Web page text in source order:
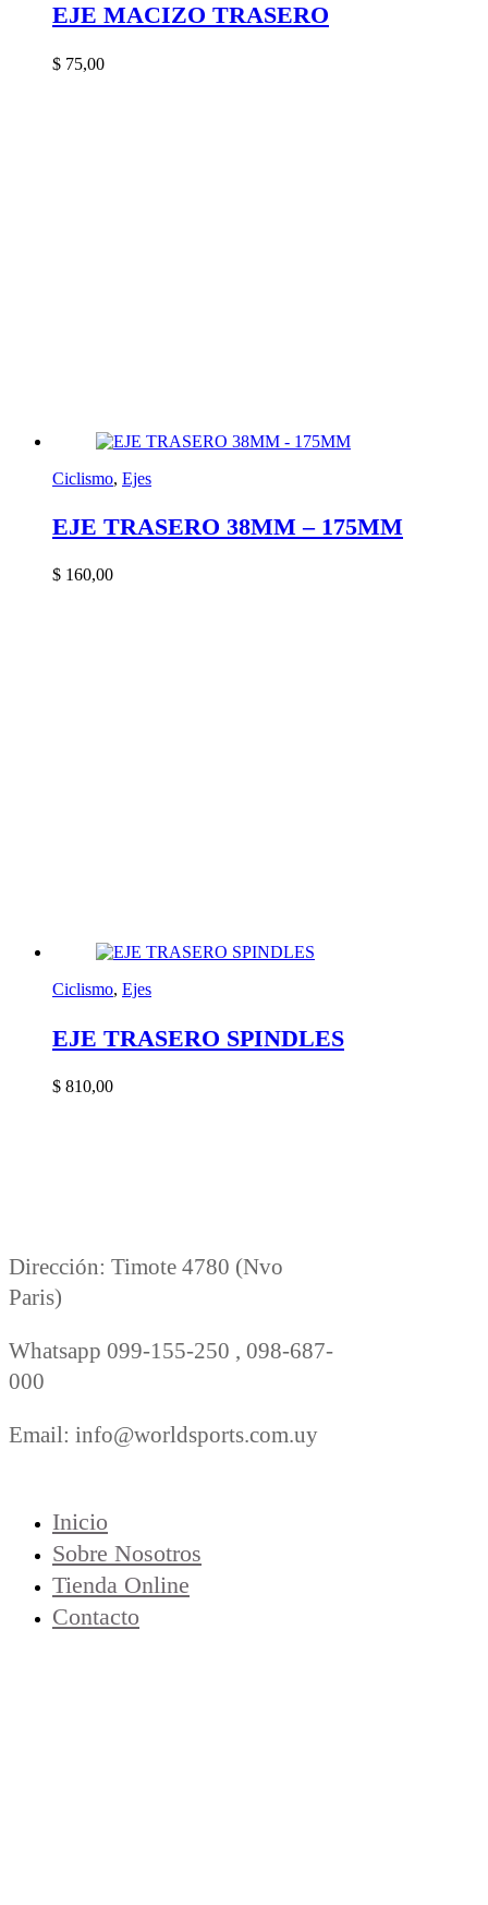
EJE MACIZO TRASERO
$ 75,00
Ciclismo, Ejes
EJE TRASERO 38MM – 175MM
$ 160,00
Ciclismo, Ejes
EJE TRASERO SPINDLES
$ 810,00
Dirección: Timote 4780 (Nvo
Paris)
Whatsapp 099-155-250 , 098-687-
000
Email: info@worldsports.com.uy
Inicio
Sobre Nosotros
Tienda Online
Contacto